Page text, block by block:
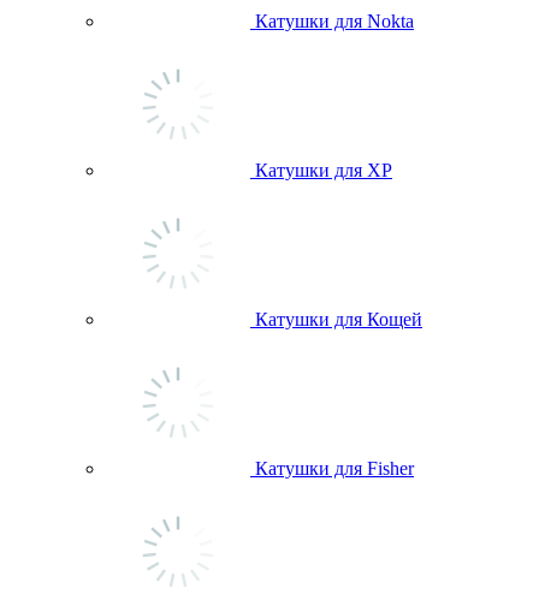
Катушки для Nokta
Катушки для ХР
Катушки для Кощей
Катушки для Fisher